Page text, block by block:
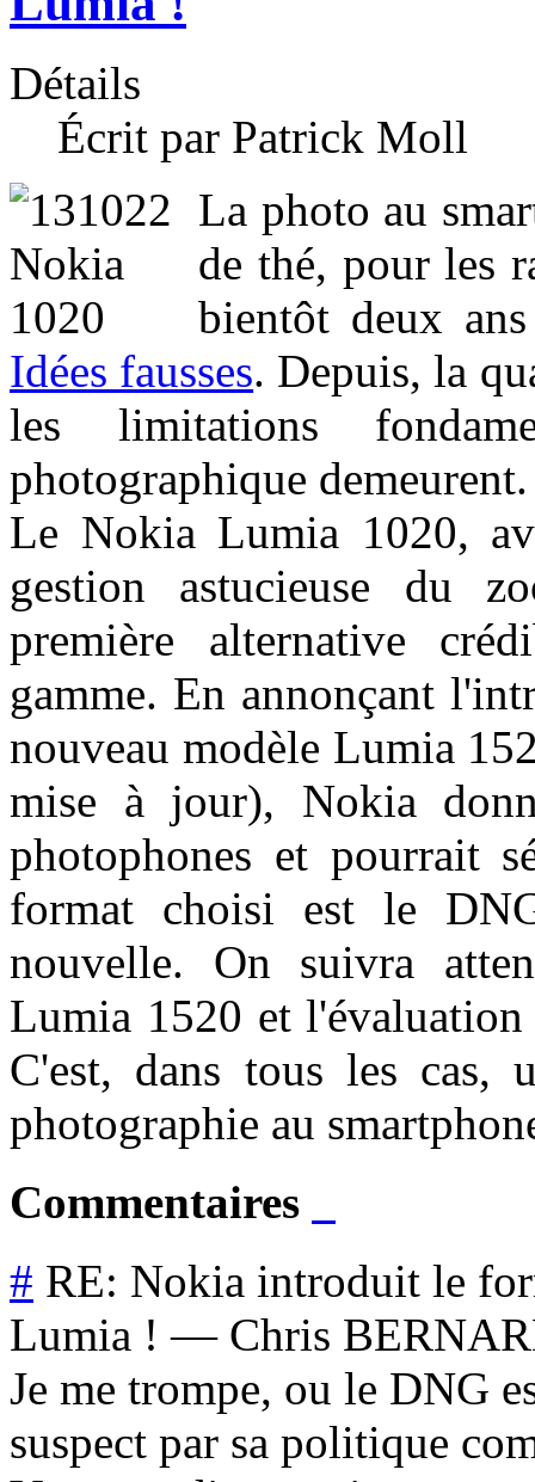
Détails
Écrit par Patrick Moll
La photo au
de thé, pour les
bientôt deux
Idées fausses. Depuis, la
les limitations
photographique demeurent.
Le Nokia Lumia 1020,
gestion astucieuse du
première alternative
gamme. En annonçant
nouveau modèle Lumia
mise à jour), Nokia
photophones et pourrait
format choisi est le
nouvelle. On suivra
Lumia 1520 et
C'est, dans tous les cas,
photographie au
Commentaires
# RE: Nokia introduit le
Lumia ! — Chris
Je me trompe, ou le DNG
suspect par sa politique